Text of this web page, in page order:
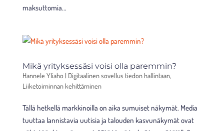
maksuttomia...
Mikä yrityksessäsi voisi olla paremmin?
Hannele Yliaho | Digitaalinen sovellus tiedon hallintaan,
Liiketoiminnan kehittäminen
Tällä hetkellä markkinoilla on aika sumuiset näkymät. Media
tuuttaa lannistavia uutisia ja talouden kasvunäkymät ovat